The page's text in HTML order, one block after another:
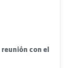
reunión con el